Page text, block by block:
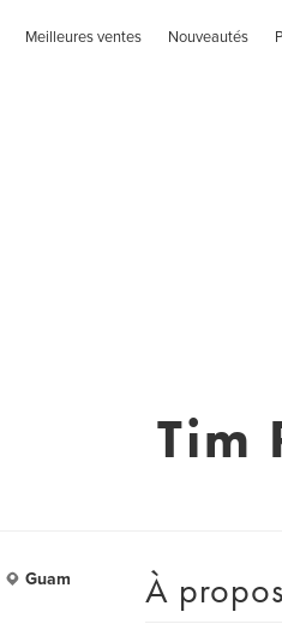
Meilleures ventes Nouveautés
Tim
Guam À propos